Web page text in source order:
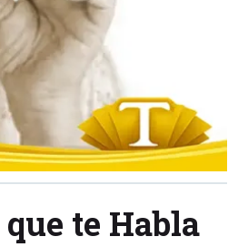
te Habla